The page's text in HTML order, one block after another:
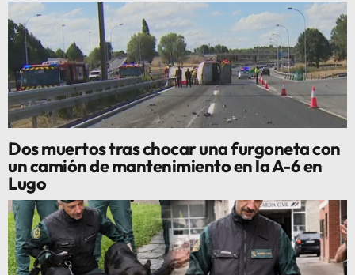
Dos muertos tras chocar una furgoneta con
un camión de mantenimiento en la A-6 en
Lugo